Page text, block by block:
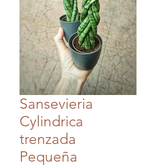
Sansevieria
Cylindrica
trenzada
Pequeña